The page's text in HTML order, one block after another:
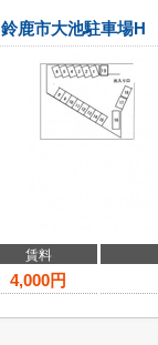
鈴鹿市大池駐車場H
賃料
4,000円